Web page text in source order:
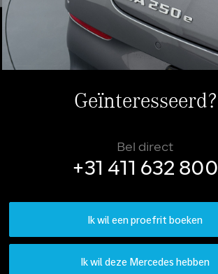
Geïnteresseerd?
Bel direct
+31 411 632 800
Ik wil een proefrit boeken
Ik wil deze Mercedes hebben